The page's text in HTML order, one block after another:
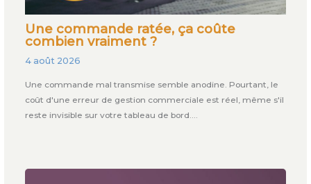
Une commande ratée, ça coûte
combien vraiment ?
4 août 2026
Une commande mal transmise semble anodine. Pourtant, le
coût d'une erreur de gestion commerciale est réel, même s'il
reste invisible sur votre tableau de bord.…